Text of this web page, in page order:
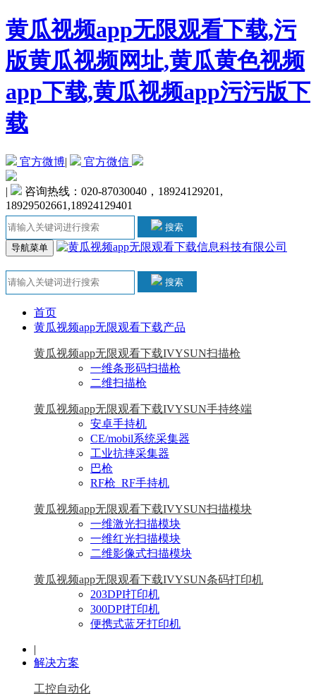
黄瓜视频app无限观看下载,污
版黄瓜视频网址,黄瓜黄色视频
app下载,黄瓜视频app污污版下
载
官方微博| 官方微信
|
咨询热线：020-87030040，18924129201,
18929502661,18924129401
搜索
导航菜单
搜索
首页
黄瓜视频app无限观看下载产品
黄瓜视频app无限观看下载IVYSUN扫描枪
一维条形码扫描枪
二维扫描枪
黄瓜视频app无限观看下载IVYSUN手持终端
安卓手持机
CE/mobil系统采集器
工业抗摔采集器
巴枪
RF枪_RF手持机
黄瓜视频app无限观看下载IVYSUN扫描模块
一维激光扫描模块
一维红光扫描模块
二维影像式扫描模块
黄瓜视频app无限观看下载IVYSUN条码打印机
203DPI打印机
300DPI打印机
便携式蓝牙打印机
|
解决方案
工控自动化